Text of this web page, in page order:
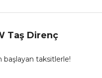
Taş Direnç
başlayan taksitlerle!